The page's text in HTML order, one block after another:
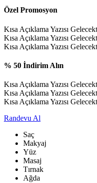
Özel Promosyon
Kısa Açıklama Yazısı
Kısa Açıklama Yazısı
Kısa Açıklama Yazısı
% 50 İndirim Alın
Kısa Açıklama Yazısı
Kısa Açıklama Yazısı
Kısa Açıklama Yazısı
Randevu Al
Saç
Makyaj
Yüz
Masaj
Tırnak
Ağda